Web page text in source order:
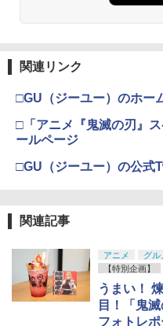
関連リンク
□GU（ジーユー）のホー
□「アニメ『鬼滅の刃』
ールページ
□GU（ジーユー）の公式
関連記事
アニメ
グル
【特別企画】
うまい！
目！「鬼
フォトレ